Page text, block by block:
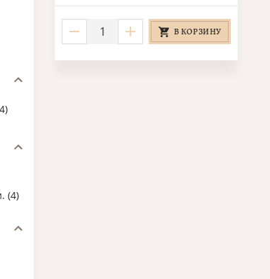
(4)
В КОРЗИНУ